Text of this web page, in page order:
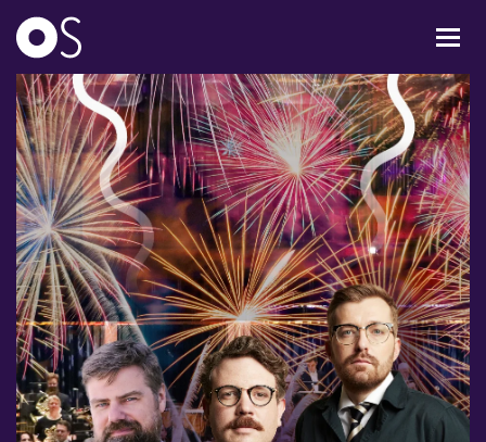
KONCERTER
MIXPAKKER
BØRN & UNGE
INFO
OM OS
GAVEKORT